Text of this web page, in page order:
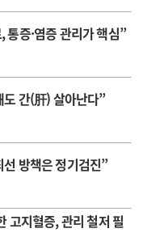
통증·염증 관리가 핵심”
간(肝) 살아난다”
방책은 정기검진”
고지혈증, 관리 철저 필